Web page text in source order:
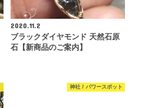
2020.11.2
ブラックダイヤモンド 天然石原
石【新商品のご案内】
神社 / パワースポット